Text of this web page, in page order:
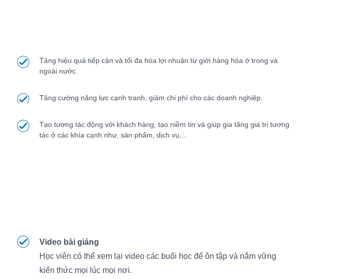
Tăng hiệu quả tiếp cận và tối đa hóa lợi nhuận từ giới hàng hóa ở trong và
ngoài nước.
Tăng cường năng lực cạnh tranh, giảm chi phí cho các doanh nghiệp.
Tạo tương tác động với khách hàng, tạo niềm tin và giúp gia tăng giá trị tương
tác ở các khía cạnh như, sản phẩm, dịch vụ,...
Video bài giảng
Học viên có thể xem lại video các buổi học để ôn tập và nắm vững
kiến thức mọi lúc mọi nơi.